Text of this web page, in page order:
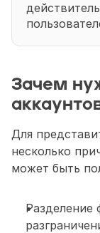
Зачем
Для
несколько
может быть
Разделение